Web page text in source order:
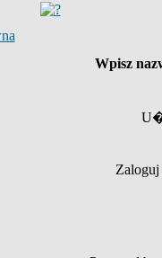
Wpisz